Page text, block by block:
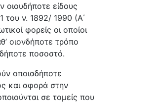
οιουδήποτε είδους
του ν. 1892/ 1990 (Α΄
φορείς οι οποίοι
οιονδήποτε τρόπο
ποσοστό.
οποιαδήποτε
και αφορά στην
σε τομείς που